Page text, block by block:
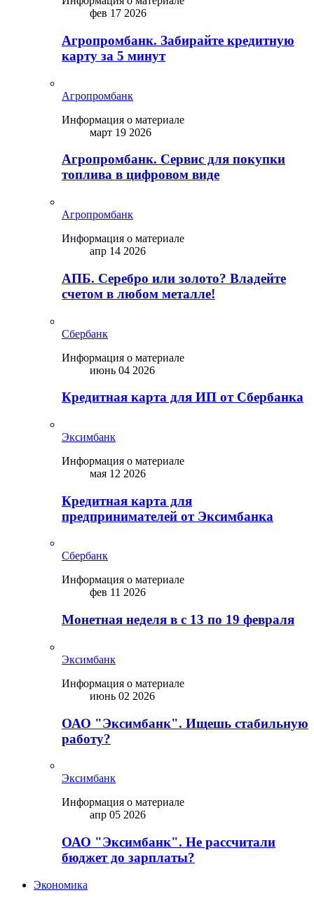
фев 17 2026
Агропромбанк. Забирайте кредитную
карту за 5 минут
Агропромбанк
Информация о материале
март 19 2026
Агропромбанк. Сервис для покупки
топлива в цифровом виде
Агропромбанк
Информация о материале
апр 14 2026
АПБ. Серебро или золото? Владейте
счетом в любом металле!
Сбербанк
Информация о материале
июнь 04 2026
Кредитная карта для ИП от Сбербанка
Эксимбанк
Информация о материале
мая 12 2026
Кредитная карта для
предпринимателей от Эксимбанка
Сбербанк
Информация о материале
фев 11 2026
Монетная неделя в с 13 по 19 февраля
Эксимбанк
Информация о материале
июнь 02 2026
ОАО "Эксимбанк". Ищешь стабильную
работу?
Эксимбанк
Информация о материале
апр 05 2026
ОАО "Эксимбанк". Не рассчитали
бюджет до зарплаты?
Экономика